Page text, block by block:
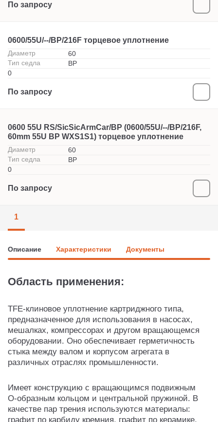
По запросу
0600/55U/--/BP/216F торцевое уплотнение
Диаметр
60
Тип седла
BP
0
По запросу
0600 55U RS/SicSicArmCar/BP (0600/55U/--/BP/216F,
60mm 55U BP WXS1S1) торцевое уплотнение
Диаметр
60
Тип седла
BP
0
По запросу
1
Описание Характеристики Документы
Область применения:
TFE-клиновое уплотнение картриджного типа,
предназначенное для использования в насосах,
мешалках, компрессорах и другом вращающемся
оборудовании. Оно обеспечивает герметичность
стыка между валом и корпусом агрегата в
различных отраслях промышленности.
Имеет конструкцию с вращающимся подвижным
О-образным кольцом и центральной пружиной. В
качестве пар трения используются материалы:
графит по карбиду кремния, графит по керамике,